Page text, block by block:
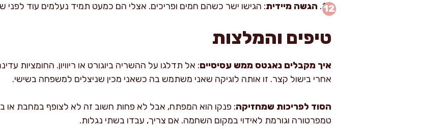
הגשה מיידית: הגישו ישר כשהם חמים ופריכים. אצלי הם כמעט תמיד נעלמים עוד
טיפים והמלצות
איך מקבלים נאגטס ממש עסיסיים: אל תדלגו על ההשריה ביוגורט או ריוויון. החומציות
אחרי בישול קצר. זו אותה לוגיקה שאני משתמש בה כשאני מכין שניצלים למשפחה בשישי.
הסוד לפריכות שמחזיקה: פנקו הוא המפתח, אבל לא פחות חשוב זה לא לצופף במחבת או
טמפרטורה וגורמת לאידוי במקום השחמה. אם צריך, עבדו בשתי נגלות.